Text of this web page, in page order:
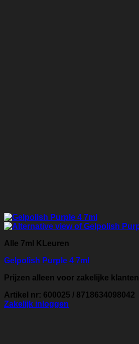
Alle 7ml KLeuren
Gelpolish Purple 4 7ml
Prijzen alleen voor zakelijke klanten
Artikel nr: 600025 / 8718634098042
Zakelijk inloggen